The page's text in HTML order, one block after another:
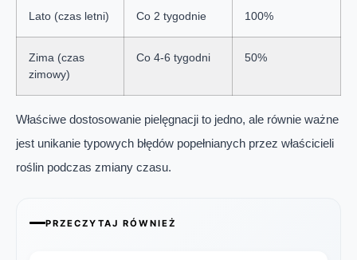
Lato (czas letni) Co 2 tygodnie 100%
Zima (czas
zimowy)
Co 4-6 tygodni 50%
Właściwe dostosowanie pielęgnacji to jedno, ale równie ważne
jest unikanie typowych błędów popełnianych przez właścicieli
roślin podczas zmiany czasu.
PRZECZYTAJ RÓWNIEŻ